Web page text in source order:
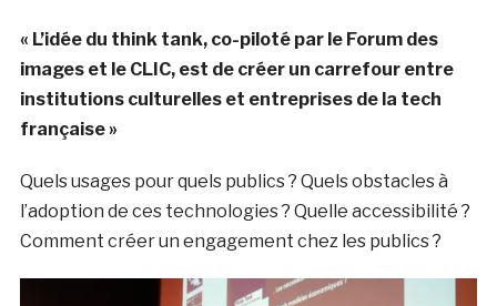
« L’idée du think tank, co-piloté par le Forum des
images et le CLIC, est de créer un carrefour entre
institutions culturelles et entreprises de la tech
française »
Quels usages pour quels publics ? Quels obstacles à
l’adoption de ces technologies ? Quelle accessibilité ?
Comment créer un engagement chez les publics ?